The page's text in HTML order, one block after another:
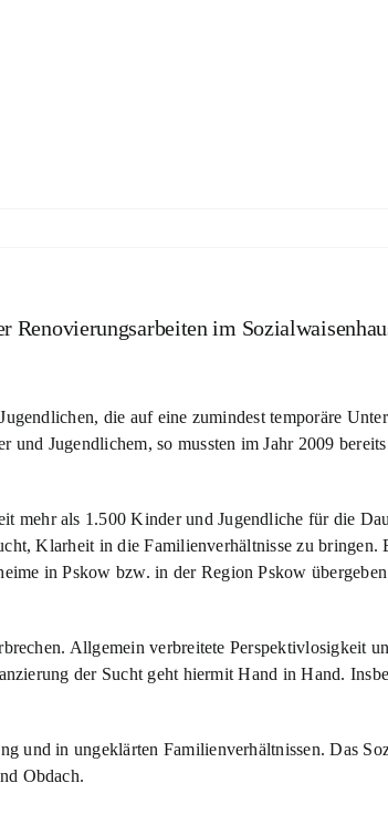
Renovierungsarbeiten im
die auf eine zumindest temporäre
Jugendlichem, so mussten im Jahr 2009
mehr als 1.500 Kinder und Jugendliche für die
Klarheit in die Familienverhältnisse zu
in Pskow bzw. in der Region Pskow
Allgemein verbreitete Perspektivlosigkeit
der Sucht geht hiermit Hand in Hand.
und in ungeklärten Familienverhältnissen. Das
Obdach.